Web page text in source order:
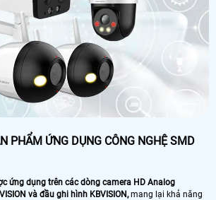
PHẨM ỨNG DỤNG CÔNG NGHỆ SMD
ứng dụng trên các dòng camera HD Analog
và đầu ghi hình KBVISION,mang lại khả năng